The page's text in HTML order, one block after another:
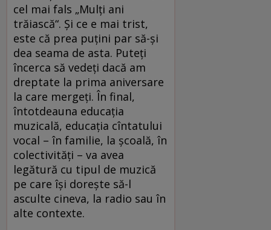
cel mai fals „Mulţi ani
trăiască“. Şi ce e mai trist,
este că prea puţini par să-şi
dea seama de asta. Puteţi
încerca să vedeţi dacă am
dreptate la prima aniversare
la care mergeţi. În final,
întotdeauna educaţia
muzicală, educaţia cîntatului
vocal – în familie, la şcoală, în
colectivităţi – va avea
legătură cu tipul de muzică
pe care îşi doreşte să-l
asculte cineva, la radio sau în
alte contexte.